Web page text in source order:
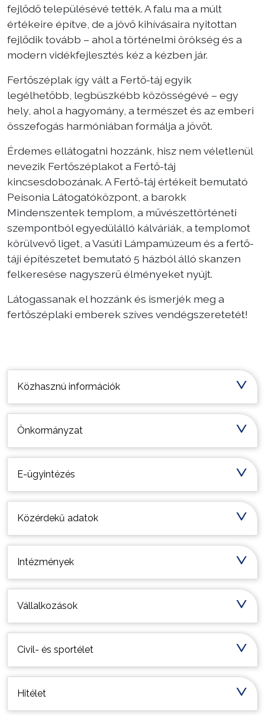
Közhasznú információk
Önkormányzat
E-ügyintézés
Közérdekű adatok
Intézmények
Vállalkozások
Civil- és sportélet
Hitélet
fejlődő településévé tették. A falu ma a múlt
értékeire építve, de a jövő kihívásaira nyitottan
fejlődik tovább – ahol a történelmi örökség és a
modern vidékfejlesztés kéz a kézben jár.
Fertőszéplak így vált a Fertő-táj egyik
legélhetőbb, legbüszkébb közösségévé – egy
hely, ahol a hagyomány, a természet és az emberi
összefogás harmóniában formálja a jövőt.
Érdemes ellátogatni hozzánk, hisz nem véletlenül
nevezik Fertőszéplakot a Fertő-táj
kincsesdobozának. A Fertő-táj értékeit bemutató
Peisonia Látogatóközpont, a barokk
Mindenszentek templom, a művészettörténeti
szempontból egyedülálló kálváriák, a templomot
körülvevő liget, a Vasúti Lámpamúzeum és a fertő-
táji építészetet bemutató 5 házból álló skanzen
felkeresése nagyszerű élményeket nyújt.
Látogassanak el hozzánk és ismerjék meg a
fertőszéplaki emberek szíves vendégszeretetét!